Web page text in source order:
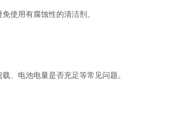
使用有腐蚀性的清洁剂。
电池电量是否充足等常见问题。